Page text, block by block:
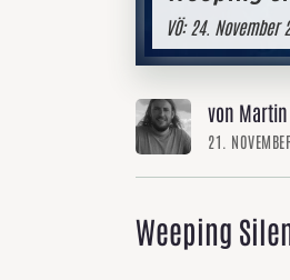
VÖ:24. November
von
21.
Weeping